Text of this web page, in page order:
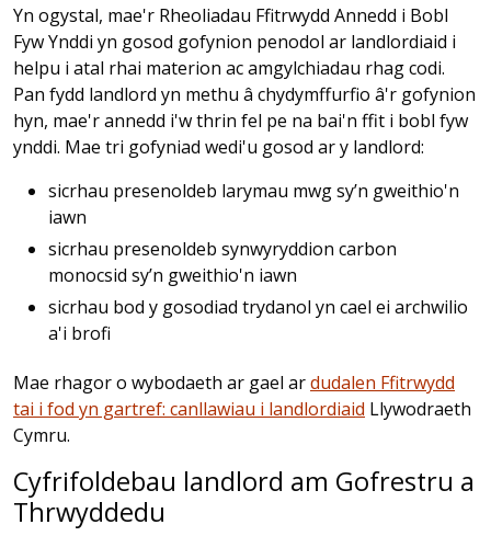
Yn ogystal, mae'r Rheoliadau Ffitrwydd Annedd i Bobl
Fyw Ynddi yn gosod gofynion penodol ar landlordiaid i
helpu i atal rhai materion ac amgylchiadau rhag codi.
Pan fydd landlord yn methu â chydymffurfio â'r gofynion
hyn, mae'r annedd i'w thrin fel pe na bai'n ffit i bobl fyw
ynddi. Mae tri gofyniad wedi'u gosod ar y landlord:
sicrhau presenoldeb larymau mwg sy’n gweithio'n
iawn
sicrhau presenoldeb synwyryddion carbon
monocsid sy’n gweithio'n iawn
sicrhau bod y gosodiad trydanol yn cael ei archwilio
a'i brofi
Mae rhagor o wybodaeth ar gael ardudalen Ffitrwydd
tai i fod yn gartref: canllawiau i landlordiaid Llywodraeth
Cymru.
Cyfrifoldebau landlord am Gofrestru a
Thrwyddedu